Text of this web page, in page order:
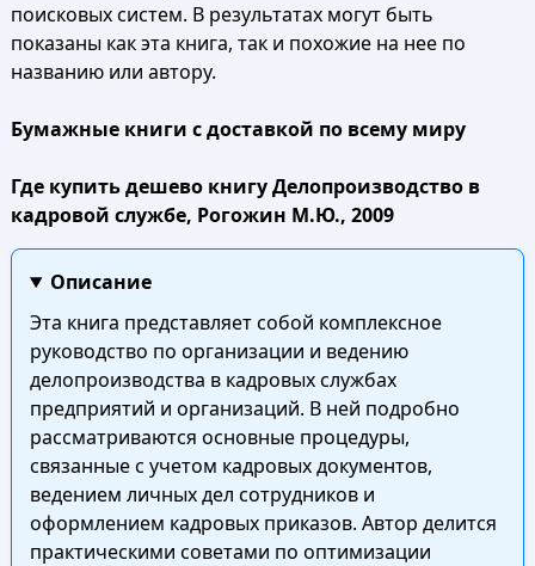
поисковых систем. В результатах могут быть
показаны как эта книга, так и похожие на нее по
названию или автору.
Бумажные книги с доставкой по всему миру
Где купить дешево книгу Делопроизводство в
кадровой службе, Рогожин М.Ю., 2009
Описание
Эта книга представляет собой комплексное
руководство по организации и ведению
делопроизводства в кадровых службах
предприятий и организаций. В ней подробно
рассматриваются основные процедуры,
связанные с учетом кадровых документов,
ведением личных дел сотрудников и
оформлением кадровых приказов. Автор делится
практическими советами по оптимизации